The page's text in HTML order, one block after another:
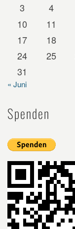
3
4
10
11
17
18
24
25
31
« Juni
Spenden